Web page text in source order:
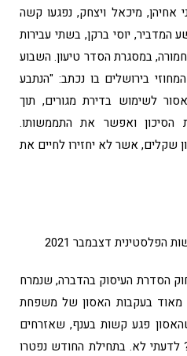
אחיהן, מיכאל ויצחק, נפגעו קשה
בינואר 2017 הורשע המדביר, יוסי ברקן, בשתי עבירות
במסגרת הסדר טיעון. השבוע
בירושלים בו נכתב: "הנתבע
לשימוש בדירת מגורים, תוך
הסיכון ואפשר את התממשותו.
תפוצה ב 3.5 מיליון שקלים, אשר לא יחזירו לחיים את
הפלסטינית דצבמבר 2021
הסדרת העיסוק בהדברה, שנמרח
מאוד בעקבות האסון של משפחת
פגע קשות בענף, שאזרחים
לא. בתחילת החודש נפטרו